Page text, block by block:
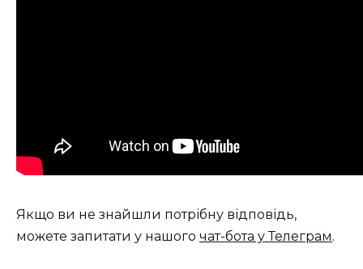
Якщо ви не знайшли потрібну відповідь,
можете запитати у нашого чат-бота у Телеграм.